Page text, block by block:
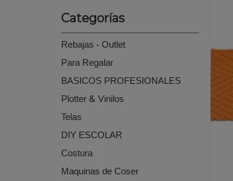
Categorías
Rebajas - Outlet
Para Regalar
BASICOS PROFESIONALES
Plotter & Vinilos
Telas
DIY ESCOLAR
Costura
Maquinas de Coser